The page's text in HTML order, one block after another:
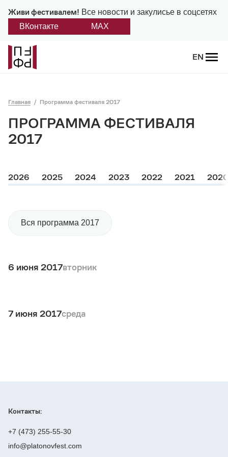
Живи фестивалем! Все новости и закулисье в соцсетях
ВКонтакте
MAX
EN
Назад
Платонов
Положение о фестивале
Дирекция
Отчеты и документы
Главная Программа фестиваля 2017
ПРОГРАММА ФЕСТИВАЛЯ
2017
2026 2025 2024 2023 2022 2021 2020
Вся программа 2017
6 июня 2017вторник
7 июня 2017среда
Контакты:
+7 (473) 255-55-30
info@platonovfest.com